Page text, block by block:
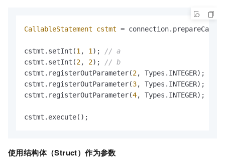
CallableStatement cstmt = connection.prepareCall(
cstmt.setInt(1, 1); // a
cstmt.setInt(2, 2); // b
cstmt.registerOutParameter(2, Types.INTEGER);
cstmt.registerOutParameter(3, Types.INTEGER);
cstmt.registerOutParameter(4, Types.INTEGER);
cstmt.execute();
使用结构体（Struct）作为参数